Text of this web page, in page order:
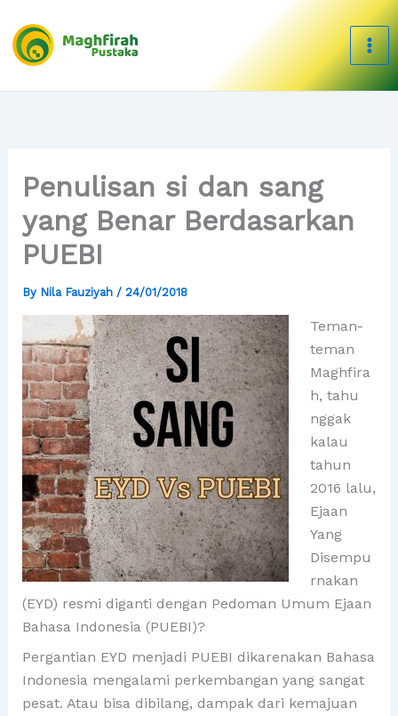
content
Penulisan si dan sang
yang Benar Berdasarkan
PUEBI
By Nila Fauziyah / 24/01/2018
Teman-
teman
Maghfira
h, tahu
nggak
kalau
tahun
2016 lalu,
Ejaan
Yang
Disempu
rnakan
(EYD) resmi diganti dengan Pedoman Umum Ejaan
Bahasa Indonesia (PUEBI)?
Pergantian EYD menjadi PUEBI dikarenakan Bahasa
Indonesia mengalami perkembangan yang sangat
pesat. Atau bisa dibilang, dampak dari kemajuan